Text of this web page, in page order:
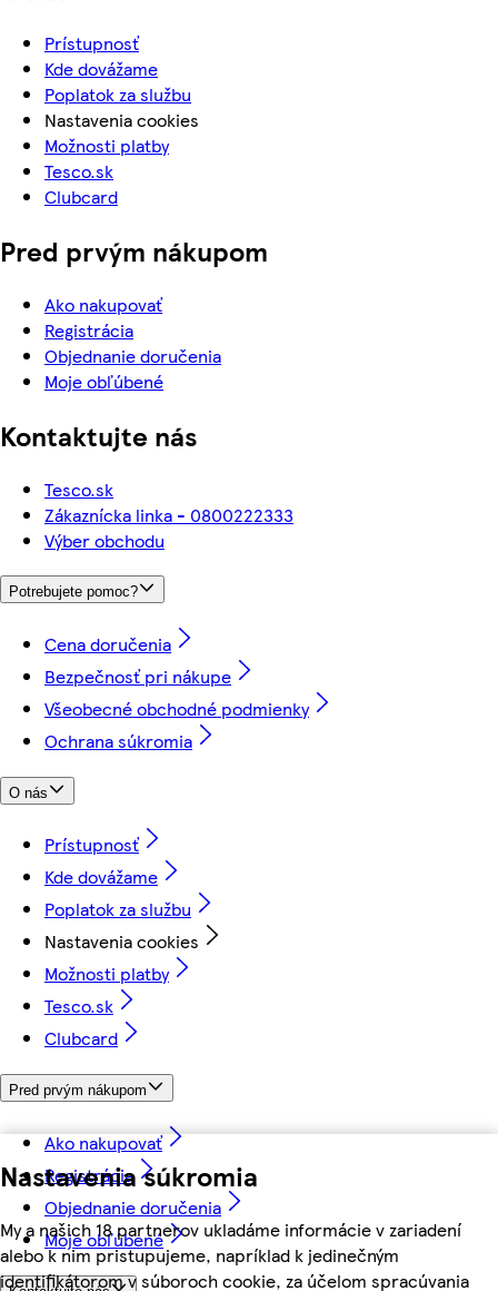
Nastavenia súkromia
My a našich 18 partnerov ukladáme informácie v zariadení
alebo k nim pristupujeme, napríklad k jedinečným
identifikátorom v súboroch cookie, za účelom spracúvania
Prístupnosť
Kde dovážame
Poplatok za službu
Nastavenia cookies
Možnosti platby
Tesco.sk
Clubcard
Pred prvým nákupom
Ako nakupovať
Registrácia
Objednanie doručenia
Moje obľúbené
Kontaktujte nás
Tesco.sk
Zákaznícka linka - 0800222333
Výber obchodu
Potrebujete pomoc?
Cena doručenia
Bezpečnosť pri nákupe
Všeobecné obchodné podmienky
Ochrana súkromia
O nás
Prístupnosť
Kde dovážame
Poplatok za službu
Nastavenia cookies
Možnosti platby
Tesco.sk
Clubcard
Pred prvým nákupom
Ako nakupovať
Registrácia
Objednanie doručenia
Moje obľúbené